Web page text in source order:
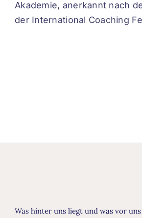
Akademie, anerkannt nach
der International Coaching
Was hinter uns liegt und was vor